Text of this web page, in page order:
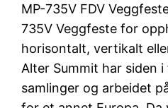
MP-735V FDV
735V Veggfeste for
horisontalt, vertikalt
Alter Summit har siden
samlinger og arbeidet